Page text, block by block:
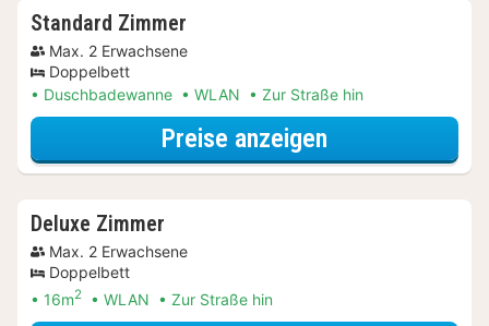
Standard Zimmer
Max. 2 Erwachsene
Doppelbett
Duschbadewanne
WLAN Zur Straße hin
Preise anzeigen
Deluxe Zimmer
Max. 2 Erwachsene
Doppelbett
16m2 WLAN Zur Straße hin